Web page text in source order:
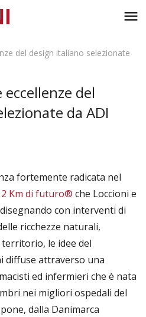
menu
del design italiano selezionate
eccellenze del
da ADI
fortemente radicata nel
2 Km di futuro® che Loccioni e
con interventi di
ricchezze naturali,
le idee del
diffuse attraverso una
ed infermieri che è nata
nei migliori ospedali del
dalla Danimarca